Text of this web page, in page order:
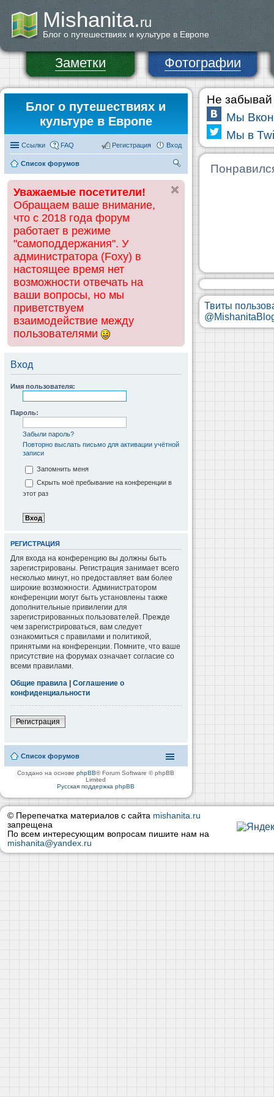
Mishanita.ru
Блог о путешествиях и культуре в Европе
Заметки Фотографии
Блог о путешествиях и
культуре в Европе
Ссылки FAQ Вход
Регистрация
Список форумов
ск
Уважаемые посетители!
Обращаем ваше внимание,
что с 2018 года форум
работает в режиме
"самоподдержания". У
администратора (Foxy) в
настоящее время нет
возможности отвечать на
ваши вопросы, но мы
приветствуем
взаимодействие между
пользователями
Вход
Имя пользователя:
Пароль:
Забыли пароль?
Повторно выслать письмо для активации учётной
записи
Запомнить меня
Скрыть моё пребывание на конференции в
этот раз
РЕГИСТРАЦИЯ
Для входа на конференцию вы должны быть
зарегистрированы. Регистрация занимает всего
несколько минут, но предоставляет вам более
широкие возможности. Администратором
конференции могут быть установлены также
дополнительные привилегии для
зарегистрированных пользователей. Прежде
чем зарегистрироваться, вам следует
ознакомиться с правилами и политикой,
принятыми на конференции. Помните, что ваше
присутствие на форумах означает согласие со
всеми правилами.
Общие правила | Соглашение о
конфиденциальности
Регистрация
Список форумов
Создано на основеphpBB® Forum Software © phpBB
Limited
Русская поддержка phpBB
Не забывай
Мы
Мы в
Твиты
© Перепечатка материалов с сайта mishanita.ru
запрещена
По всем интересующим вопросам пишите нам на
mishanita@yandex.ru